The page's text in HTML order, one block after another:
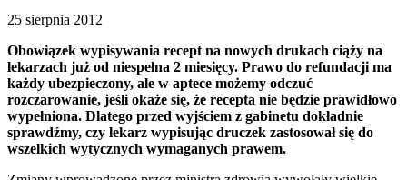
25 sierpnia 2012
Obowiązek wypisywania recept na nowych drukach ciąży na
lekarzach już od niespełna 2 miesięcy. Prawo do refundacji ma
każdy ubezpieczony, ale w aptece możemy odczuć
rozczarowanie, jeśli okaże się, że recepta nie będzie prawidłowo
wypełniona. Dlatego przed wyjściem z gabinetu dokładnie
sprawdźmy, czy lekarz wypisując druczek zastosował się do
wszelkich wytycznych wymaganych prawem.